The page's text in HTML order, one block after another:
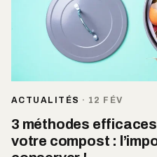
ACTUALITÉS · 12 FÉV
3 méthodes
votre compost :